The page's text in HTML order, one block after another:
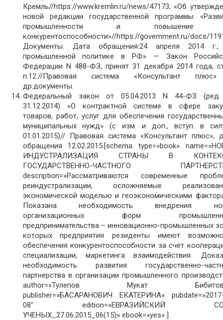
Кремль//https://www.kremlin.ru/news/47173; «Об
новой редакции государственной программы
промышленности и повышение
конкурентоспособности»//https://government.ru/docs/
Документы. Дата обращения:24 апреля 2014
промышленной политике в РФ» — Закон
Федерации N 488-ФЗ, принят 31 декабря 2014 года,
п.12.//Правовая система «Консультант
др.документы.
Федеральный закон от 05.04.2013 N 44-ФЗ
31.12.2014) «О контрактной системе в сфере
товаров, работ, услуг для обеспечения
муниципальных нужд» (с изм. и доп., вступ. в
01.01.2015)// Правовая система «Консультант плюс»,
обращения 12.02.2015.[schema type=»book»
ИНДУСТРАЛИЗАЦИЯ СТРАНЫ В
ГОСУДАРСТВЕННО-ЧАСТНОГО
description=»Рассматриваются современные
реиндустрализации, осложняемые
экономической моделью и геоэкономическими
Показана необходимость внедрения
организационных форм
предпринимательства – инновационно-промышленных
которых предприятия резиденты имеют
обеспечения конкурентоспособности за счет
специализации, маркетинга взаимодействия.
необходимость развития государственно-
партнерства в организации промышленного
author=»Тулепов Мукат
publisher=»БАСАРАНОВИЧ ЕКАТЕРИНА»
08″ edition=»ЕВРАЗИЙСКИЙ
УЧЕНЫХ_27.06.2015_06(15)» ebook=»yes» ]